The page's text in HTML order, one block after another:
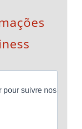
pour suivre nos